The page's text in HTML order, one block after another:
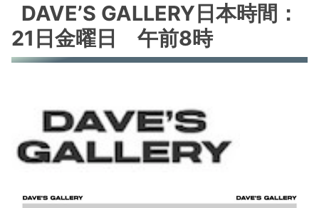
DAVE’S GALLERY日本時間：
21日金曜日 午前8時